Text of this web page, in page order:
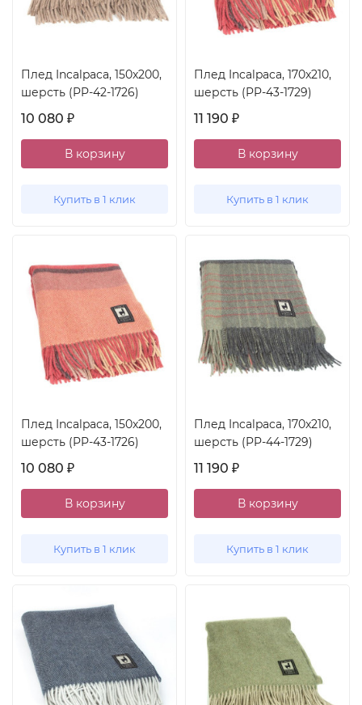
Плед Incalpaca, 150x200,
шерсть (PP-42-1726)
10 080 ₽
В корзину
Купить в 1 клик
Плед Incalpaca, 170x210,
шерсть (PP-43-1729)
11 190 ₽
В корзину
Купить в 1 клик
Плед Incalpaca, 150x200,
шерсть (PP-43-1726)
10 080 ₽
В корзину
Купить в 1 клик
Плед Incalpaca, 170x210,
шерсть (PP-44-1729)
11 190 ₽
В корзину
Купить в 1 клик